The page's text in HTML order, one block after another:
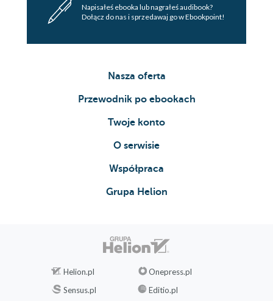
Napisałeś ebooka lub nagrałeś audibook?
Dołącz do nas i sprzedawaj go w Ebookpoint!
Nasza oferta
Przewodnik po ebookach
Twoje konto
O serwisie
Współpraca
Grupa Helion
Helion.pl
Onepress.pl
Sensus.pl
Editio.pl